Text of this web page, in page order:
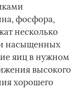
фосфора,
несколько
и насыщенных
яиц в нужном
высокого
хорошего